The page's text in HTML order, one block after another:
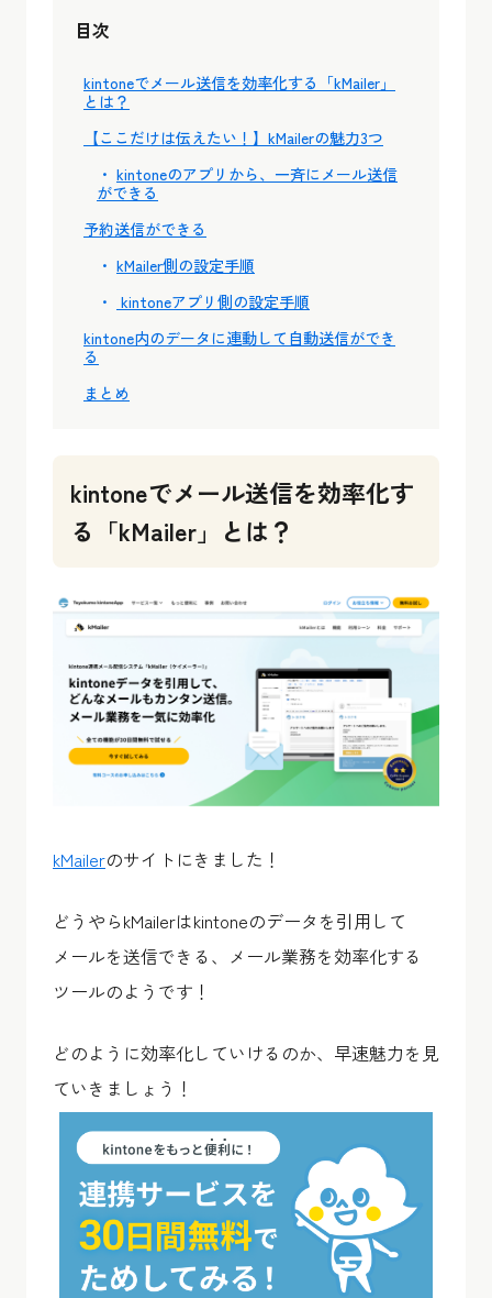
目次
kintoneでメール送信を効率化する「kMailer」
とは？
【ここだけは伝えたい！】kMailerの魅力3つ
kintoneのアプリから、一斉にメール送信
ができる
予約送信ができる
kMailer側の設定手順
kintoneアプリ側の設定手順
kintone内のデータに連動して自動送信ができ
る
まとめ
kintoneでメール送信を効率化す
る「kMailer」とは？
kMailerのサイトにきました！
どうやらkMailerはkintoneのデータを引用して
メールを送信できる、メール業務を効率化する
ツールのようです！
どのように効率化していけるのか、早速魅力を見
ていきましょう！